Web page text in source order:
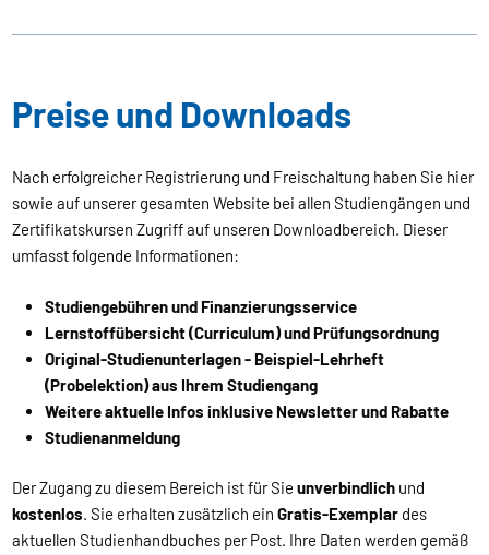
Preise und Downloads
Nach erfolgreicher Registrierung und Freischaltung haben Sie hier
sowie auf unserer gesamten Website bei allen Studiengängen und
Zertifikatskursen Zugriff auf unseren Downloadbereich. Dieser
umfasst folgende Informationen:
Studiengebühren und Finanzierungsservice
Lernstoffübersicht (Curriculum) und Prüfungsordnung
Original-Studienunterlagen - Beispiel-Lehrheft
(Probelektion) aus Ihrem Studiengang
Weitere aktuelle Infos inklusive Newsletter und Rabatte
Studienanmeldung
Der Zugang zu diesem Bereich ist für Sieunverbindlich und
kostenlos. Sie erhalten zusätzlich einGratis-Exemplar des
aktuellen Studienhandbuches per Post. Ihre Daten werden gemäß